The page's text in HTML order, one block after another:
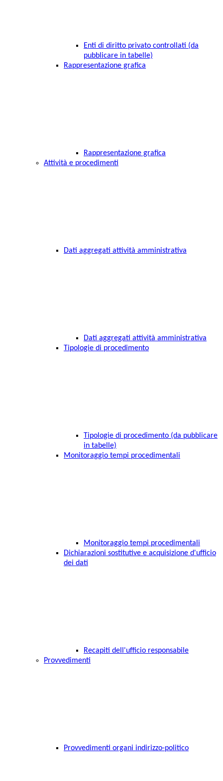
Enti di diritto privato controllati (da
pubblicare in tabelle)
Rappresentazione grafica
Rappresentazione grafica
Attività e procedimenti
Dati aggregati attività amministrativa
Dati aggregati attività amministrativa
Tipologie di procedimento
Tipologie di procedimento (da pubblicare
in tabelle)
Monitoraggio tempi procedimentali
Monitoraggio tempi procedimentali
Dichiarazioni sostitutive e acquisizione d'ufficio
dei dati
Recapiti dell'ufficio responsabile
Provvedimenti
Provvedimenti organi indirizzo-politico